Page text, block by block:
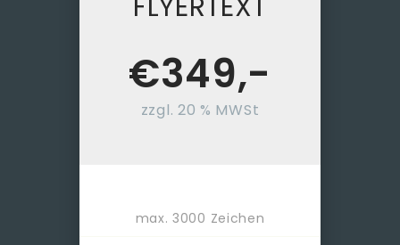
€349,-
zzgl. 20 % MWSt
max. 3000 Zeichen